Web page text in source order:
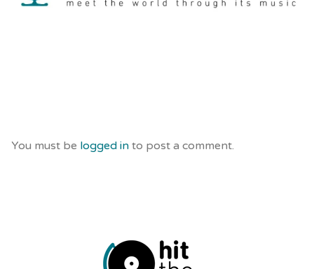
You must be logged in to post a comment.